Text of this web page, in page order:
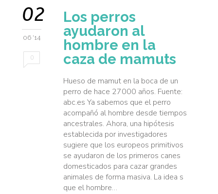
02
06 '14
0
Los perros
ayudaron al
hombre en la
caza de mamuts
Hueso de mamut en la boca de un
perro de hace 27000 años. Fuente:
abc.es Ya sabemos que el perro
acompañó al hombre desde tiempos
ancestrales. Ahora, una hipótesis
establecida por investigadores
sugiere que los europeos primitivos
se ayudaron de los primeros canes
domesticados para cazar grandes
animales de forma masiva. La idea s
que el hombre…